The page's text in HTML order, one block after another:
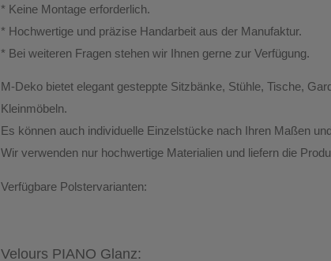
* Keine Montage erforderlich.
* Hochwertige und präzise Handarbeit aus der Manufaktur.
* Bei weiteren Fragen stehen wir Ihnen gerne zur Verfügung.
M-Deko bietet elegant gesteppte Sitzbänke, Stühle, Tische,
Kleinmöbeln.
Es können auch individuelle Einzelstücke nach Ihren Maßen
Wir verwenden nur hochwertige Materialien und liefern die
Verfügbare Polstervarianten:
Velours PIANO Glanz: